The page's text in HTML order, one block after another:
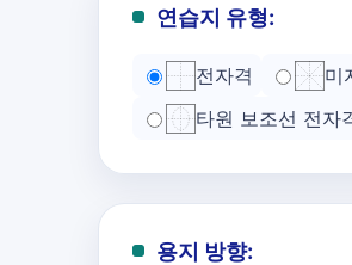
연습지 유형:
전자격 미
타원 보조선 전자
용지 방향: